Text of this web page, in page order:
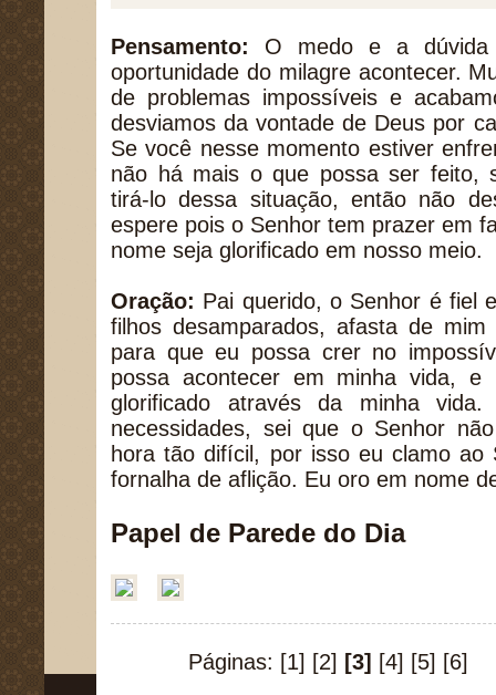
Pensamento: O medo e a
oportunidade do milagre acontecer.
de problemas impossíveis e
desviamos da vontade de Deus por
Se você nesse momento estiver
não há mais o que possa ser feito,
tirá-lo dessa situação, então não
espere pois o Senhor tem prazer em
nome seja glorificado em nosso meio.
Oração: Pai querido, o Senhor é fiel
filhos desamparados, afasta de
para que eu possa crer no
possa acontecer em minha vida,
glorificado através da minha
necessidades, sei que o Senhor
hora tão difícil, por isso eu clamo ao
fornalha de aflição. Eu oro em nome
Papel de Parede do Dia
Páginas: [1] [2] [3] [4] [5] [6]